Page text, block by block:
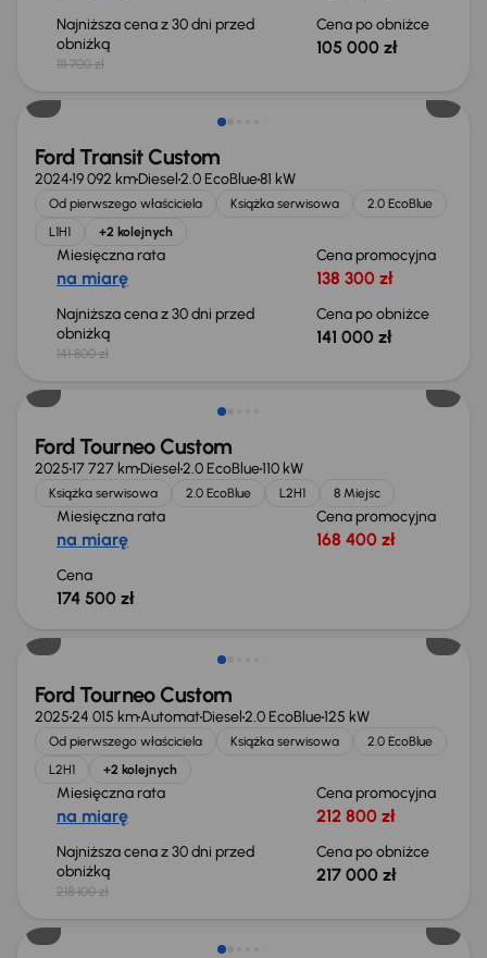
Najniższa cena z 30 dni przed
obniżką
111 700 zł
Cena po obniżce
105 000 zł
Taniej o 800 zł
Ford Transit Custom
202419 092 kmDiesel2.0 EcoBlue81 kW
Od pierwszego właściciela Książka serwisowa
2.0 EcoBlue
L1H1
+2 kolejnych
Miesięczna rata
na miarę
Cena promocyjna
138 300 zł
Najniższa cena z 30 dni przed
obniżką
141 800 zł
Cena po obniżce
141 000 zł
Ford Tourneo Custom
202517 727 kmDiesel2.0 EcoBlue110 kW
Książka serwisowa 2.0 EcoBlue L2H1 8 Miejsc
Miesięczna rata
na miarę
Cena promocyjna
168 400 zł
Cena
174 500 zł
Taniej o 1 100 zł
Ford Tourneo Custom
202524 015 kmAutomatDiesel2.0 EcoBlue125 kW
Od pierwszego właściciela Książka serwisowa
2.0 EcoBlue
L2H1
+2 kolejnych
Miesięczna rata
na miarę
Cena promocyjna
212 800 zł
Najniższa cena z 30 dni przed
obniżką
218 100 zł
Cena po obniżce
217 000 zł
Od nowego taniej o 51 100 zł